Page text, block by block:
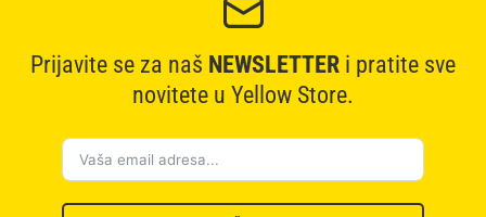
Prijavite se za naš NEWSLETTER i pratite sve
novitete u Yellow Store.